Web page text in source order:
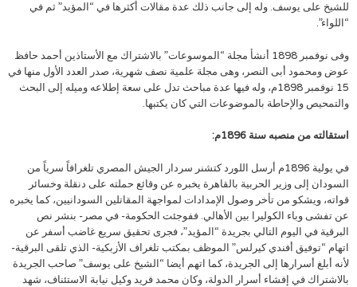
للشيخ على يوسف. وله إلى جانب ذلك عدة مقالات أكثرها في “المؤيد” ثم في
“اللواء”.
وفى نوفمبر 1898 أنشأ مجلة “الموسوعات” بالاشتراك مع الأستاذين أحمد حافظ
عوض ومحمود أبى النصر، وهى مجلة علمية نصف شهرية، صدر العدد الأول منها في
15 نوفمبر 1898م، وله فيها عدة مباحث تدل على سعة إطلاعه وميله إلى البحث
والتمحيص والإحاطة بالموضوعات التي كان يكتبها.
استقالته من منصبه سنة 1896م:
في يولية 1896م أرسل اللورد كتشنر سردار الجيش المصري تلغرافاً سرياً من
السودان إلى وزير الحربية بالقاهرة يخبره عن وقائع حملته على دنقلة وخسائر
قواته، ويشكو من تأخر وصول الإمدادات لمواجهة المقاتلين السودانيين، كما يخبره
عن تفشى وباء الكوليرا بين الأهالي. ففوجئت الحكومة- في مصر- بنشر نص
البرقية في اليوم التالي بجريدة “المؤيد”، فجرى تحقيق سريع غاضب أسفر عن
اتهام “توفيق أفندي كيرلس” الموظف بمكتب تلغراف الأزبكية- الذي تلقى البرقية-
لأنه أبلغ أسرارها إلى الجريدة، كما اتهم أيضا “الشيخ على يوسف” صاحب الجريدة
بالاشتراك في إفشاء أسرار الدولة، وكان محمد فريد وكيل نيابة الاستئناف، شهد